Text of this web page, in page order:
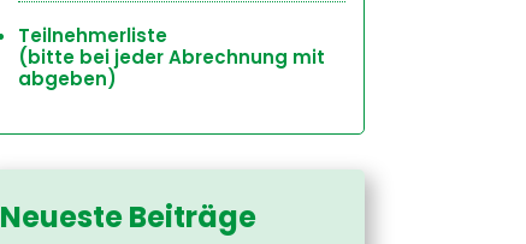
Teilnehmerliste
(bitte bei jeder Abrechnung mit
abgeben)
Neueste Beiträge